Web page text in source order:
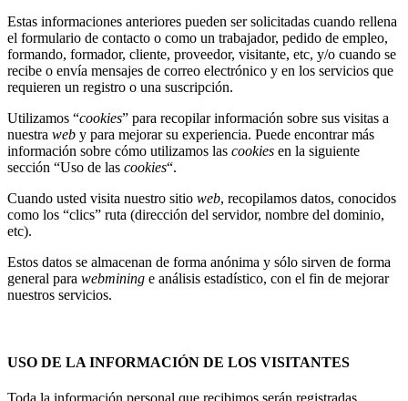
Estas informaciones anteriores pueden ser solicitadas cuando rellena
el formulario de contacto o como un trabajador, pedido de empleo,
formando, formador, cliente, proveedor, visitante, etc, y/o cuando se
recibe o envía mensajes de correo electrónico y en los servicios que
requieren un registro o una suscripción.
Utilizamos “cookies” para recopilar información sobre sus visitas a
nuestra web y para mejorar su experiencia. Puede encontrar más
información sobre cómo utilizamos las cookies en la siguiente
sección “Uso de las cookies“.
Cuando usted visita nuestro sitio web, recopilamos datos, conocidos
como los “clics” ruta (dirección del servidor, nombre del dominio,
etc).
Estos datos se almacenan de forma anónima y sólo sirven de forma
general para webmining e análisis estadístico, con el fin de mejorar
nuestros servicios.
USO DE LA INFORMACIÓN DE LOS VISITANTES
Toda la información personal que recibimos serán registradas,